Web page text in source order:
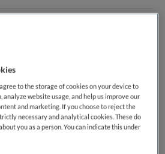
to the storage of cookies on your device to
website usage, and help us improve our
and marketing. If you choose to reject the
necessary and analytical cookies. These do
you as a person. You can indicate this under